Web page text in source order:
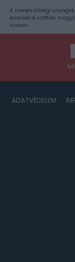
A szerkesztőségi
amelyet a szoftver
Hirdetés
ADATVÉDELEM